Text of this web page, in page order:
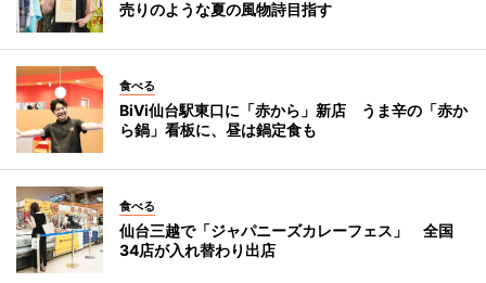
売りのような夏の風物詩目指す
食べる
BiVi仙台駅東口に「赤から」新店 うま辛の「赤か
ら鍋」看板に、昼は鍋定食も
食べる
仙台三越で「ジャパニーズカレーフェス」 全国
34店が入れ替わり出店